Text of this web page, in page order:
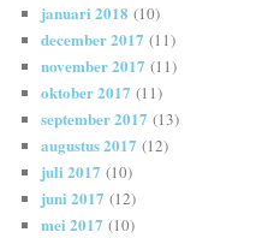
januari 2018 (10)
december 2017 (11)
november 2017 (11)
oktober 2017 (11)
september 2017 (13)
augustus 2017 (12)
juli 2017 (10)
juni 2017 (12)
mei 2017 (10)